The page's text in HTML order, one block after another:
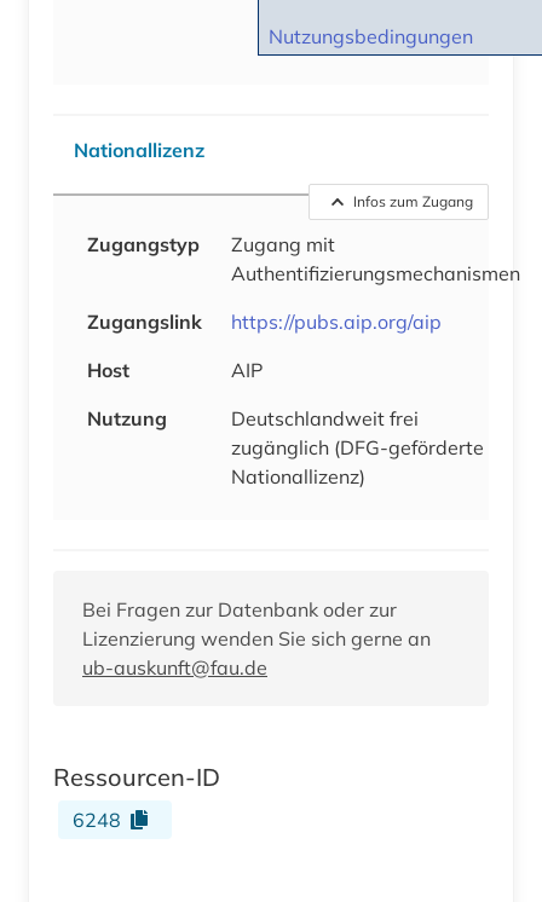
Nutzungsbedingungen
Nationallizenz
Infos zum Zugang
Zugangstyp
Zugang mit
Authentifizierungsmechanismen
Zugangslink
https://pubs.aip.org/aip
Host
AIP
Nutzung
Deutschlandweit frei
zugänglich (DFG-geförderte
Nationallizenz)
Bei Fragen zur Datenbank oder zur
Lizenzierung wenden Sie sich gerne an
ub-auskunft@fau.de
Ressourcen-ID
6248